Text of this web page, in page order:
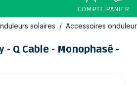
COMPTE PANIER
solaires / Accessoires
- Q Cable - Monophasé -